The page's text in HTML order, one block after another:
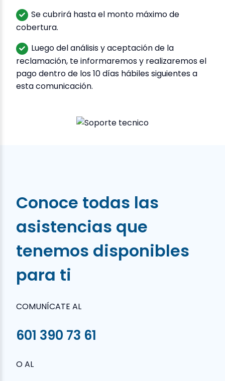
Se cubrirá hasta el monto máximo de
cobertura.
Luego del análisis y aceptación de la
reclamación, te informaremos y realizaremos el
pago dentro de los 10 días hábiles siguientes a
esta comunicación.
Conoce todas las
asistencias que
tenemos disponibles
para ti
COMUNÍCATE AL
601 390 73 61
O AL